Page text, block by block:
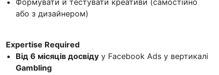
Формувати й тестувати креативи (самостійно
або з дизайнером)
Expertise Required
Від 6 місяців досвіду у Facebook Ads у вертикалі
Gambling